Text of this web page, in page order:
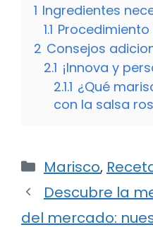
1 Ingredientes
1.1
2 Consejos
2.1 ¡Innova y
2.1.1 ¿Qué
con la salsa
Categorías
Marisco,
Descubre la
del mercado: